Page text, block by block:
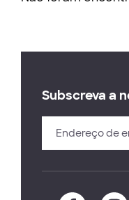
Subscreva a